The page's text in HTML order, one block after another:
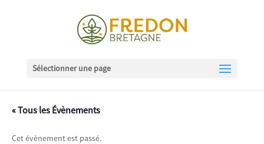
Sélectionner une page
« Tous les Évènements
Cet évènement est passé.